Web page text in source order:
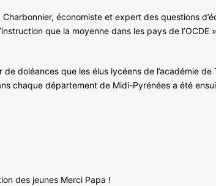
économiste et expert des questions
que la moyenne dans les pays de l’OCDE
doléances que les élus lycéens de l’académie de
chaque département de Midi-Pyrénées a été
des jeunes Merci Papa !